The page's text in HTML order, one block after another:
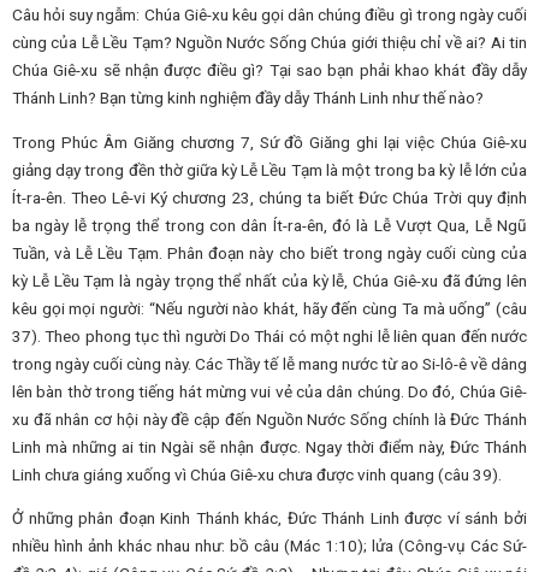
Câu hỏi suy ngẫm: Chúa Giê-xu kêu gọi dân chúng điều gì trong ngày cuối
cùng của Lễ Lều Tạm? Nguồn Nước Sống Chúa giới thiệu chỉ về ai? Ai tin
Chúa Giê-xu sẽ nhận được điều gì? Tại sao bạn phải khao khát đầy dẫy
Thánh Linh? Bạn từng kinh nghiệm đầy dẫy Thánh Linh như thế nào?
Trong Phúc Âm Giăng chương 7, Sứ đồ Giăng ghi lại việc Chúa Giê-xu
giảng dạy trong đền thờ giữa kỳ Lễ Lều Tạm là một trong ba kỳ lễ lớn của
Ít-ra-ên. Theo Lê-vi Ký chương 23, chúng ta biết Đức Chúa Trời quy định
ba ngày lễ trọng thể trong con dân Ít-ra-ên, đó là Lễ Vượt Qua, Lễ Ngũ
Tuần, và Lễ Lều Tạm. Phân đoạn này cho biết trong ngày cuối cùng của
kỳ Lễ Lều Tạm là ngày trọng thể nhất của kỳ lễ, Chúa Giê-xu đã đứng lên
kêu gọi mọi người: “Nếu người nào khát, hãy đến cùng Ta mà uống” (câu
37). Theo phong tục thì người Do Thái có một nghi lễ liên quan đến nước
trong ngày cuối cùng này. Các Thầy tế lễ mang nước từ ao Si-lô-ê về dâng
lên bàn thờ trong tiếng hát mừng vui vẻ của dân chúng. Do đó, Chúa Giê-
xu đã nhân cơ hội này đề cập đến Nguồn Nước Sống chính là Đức Thánh
Linh mà những ai tin Ngài sẽ nhận được. Ngay thời điểm này, Đức Thánh
Linh chưa giáng xuống vì Chúa Giê-xu chưa được vinh quang (câu 39).
Ở những phân đoạn Kinh Thánh khác, Đức Thánh Linh được ví sánh bởi
nhiều hình ảnh khác nhau như: bồ câu (Mác 1:10); lửa (Công-vụ Các Sứ-